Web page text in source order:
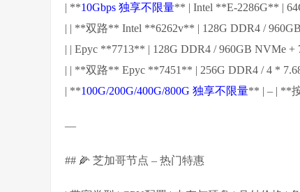
| **10Gbps 独享不限量** | Intel **E-2286G** |
| | **双路** Intel **6262v** | 128G DDR4 /
| | Epyc **7713** | 128G DDR4 / 960GB NVMe
| | **双路** Epyc **7451** | 256G DDR4 / 4 *
| **100G/200G/400G/800G 独享不限量** | – | **
—
## 🌽 芝加哥节点 – 热门特惠